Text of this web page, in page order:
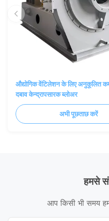
औद्योगिक वेंटिलेशन के लिए अनुकूलित
दबाव केन्द्रापसारक ब्लोअर
अभी पूछताछ करें
हमसे
आप किसी भी समय